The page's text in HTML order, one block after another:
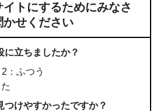
トにするためにみなさ
かせください
に立ちましたか？
2：ふつう
つけやすかったですか？